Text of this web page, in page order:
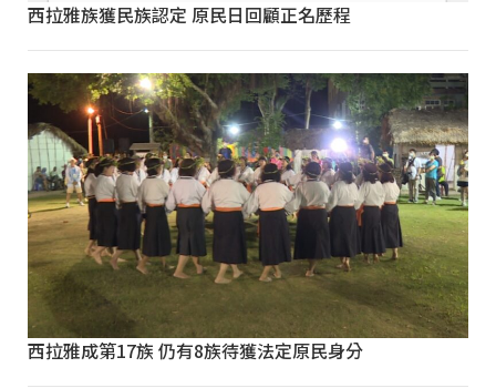
西拉雅族獲民族認定 原民日回顧正名歷程
西拉雅成第17族 仍有8族待獲法定原民身分